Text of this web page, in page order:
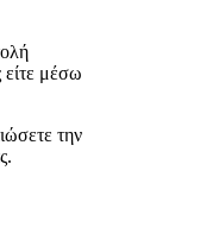
μέσω
την